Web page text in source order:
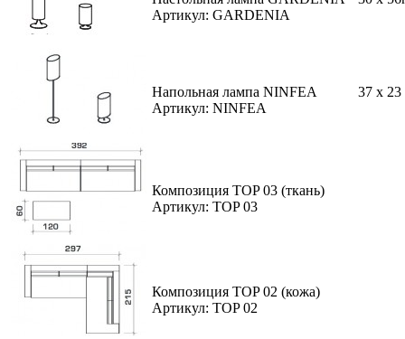
Артикул: GARDENIA
Напольная лампа NINFEA
Артикул: NINFEA
37 x 23
Композиция TOP 03 (ткань)
Артикул: TOP 03
Композиция TOP 02 (кожа)
Артикул: TOP 02